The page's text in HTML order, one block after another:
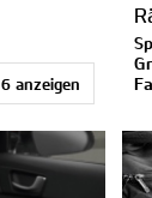
6 anzeigen